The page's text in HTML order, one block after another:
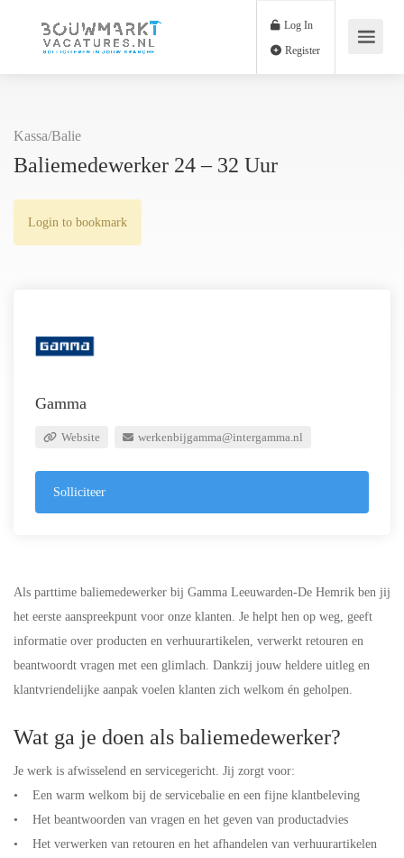
Log In
Kassa/Balie
Baliemedewerker 24 – 32 Uur
Login to bookmark
Gamma
Website werkenbijgamma@intergamma.nl
Solliciteer
Als parttime baliemedewerker bij Gamma Leeuwarden-De Hemrik ben jij
het eerste aanspreekpunt voor onze klanten. Je helpt hen op weg, geeft
informatie over producten en verhuurartikelen, verwerkt retouren en
beantwoordt vragen met een glimlach. Dankzij jouw heldere uitleg en
klantvriendelijke aanpak voelen klanten zich welkom én geholpen.
Wat ga je doen als baliemedewerker?
Je werk is afwisselend en servicegericht. Jij zorgt voor:
• Een warm welkom bij de servicebalie en een fijne klantbeleving
• Het beantwoorden van vragen en het geven van productadvies
• Het verwerken van retouren en het afhandelen van verhuurartikelen